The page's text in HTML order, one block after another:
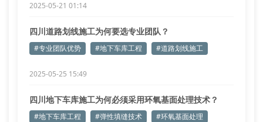
2025-05-21 01:14
四川道路划线施工为何要选专业团队？
#专业团队优势 #地下车库工程 #道路划线施工
2025-05-25 15:49
四川地下车库施工为何必须采用环氧基面处理技术？
#地下车库工程 #弹性填缝技术 #环氧基面处理